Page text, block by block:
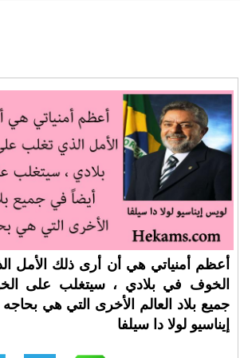
أعظم أمنياتي هي أن أرى ذلك الأمل
الخوف في بلادي ، سيتغلب على
جميع بلاد العالم الأخرى التي هي
إيناسيو لولا دا سيلفا